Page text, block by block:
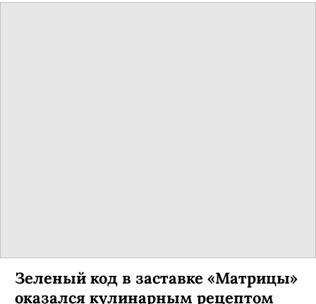
Зеленый код в заставке «Матрицы»
оказался кулинарным рецептом